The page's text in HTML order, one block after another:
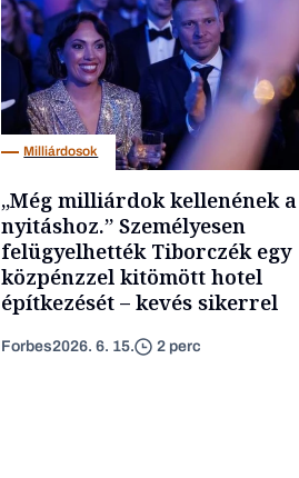
Milliárdosok
„Még milliárdok kellenének a
nyitáshoz.” Személyesen
felügyelhették Tiborczék egy
közpénzzel kitömött hotel
építkezését – kevés sikerrel
Forbes2026. 6. 15. 2 perc